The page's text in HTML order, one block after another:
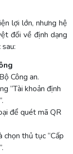
lợi lớn, nhưng hệ
đối về định dạng
Công an.
“Tài khoản định
để quét mã QR
chọn thủ tục “Cấp